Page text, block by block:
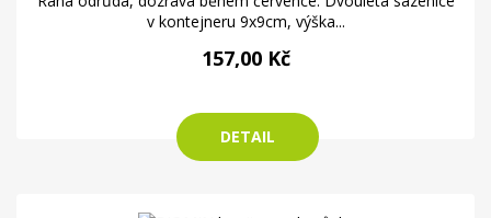
v kontejneru 9x9cm, výška...
157,00 Kč
DETAIL